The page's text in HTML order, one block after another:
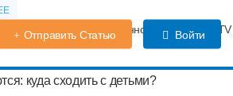
Календарь беременности Форум
Отправить Статью Войти